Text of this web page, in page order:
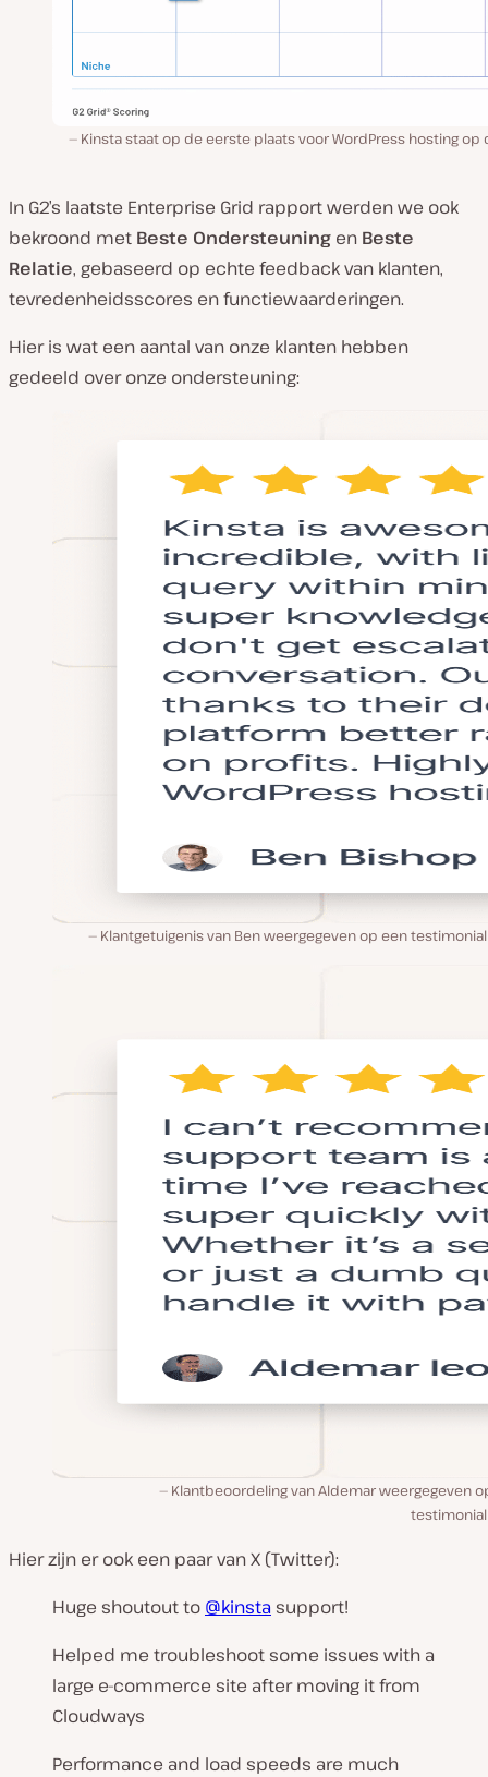
Kinsta staat op de eerste plaats voor WordPress hosting op
In G2’s laatste Enterprise Grid rapport werden we ook
bekroond met Beste Ondersteuning en Beste
Relatie, gebaseerd op echte feedback van klanten,
tevredenheidsscores en functiewaarderingen.
Hier is wat een aantal van onze klanten hebben
gedeeld over onze ondersteuning:
Klantgetuigenis van Ben weergegeven op een
Klantbeoordeling van Aldemar weergegeven
Hier zijn er ook een paar van X (Twitter):
Huge shoutout to @kinsta support!
Helped me troubleshoot some issues with a
large e-commerce site after moving it from
Cloudways
Performance and load speeds are much